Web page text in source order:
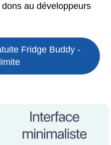
au développeurs
Fridge Buddy -